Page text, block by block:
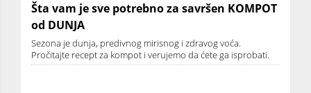
Šta vam je sve potrebno za savršen KOMPOT
od DUNJA
Sezona je dunja, predivnog mirisnog i zdravog voća.
Pročitajte recept za kompot i verujemo da ćete ga isprobati.